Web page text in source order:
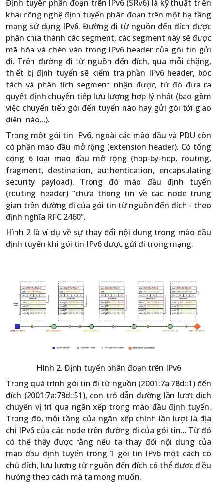
Định tuyến phân đoạn trên IPv6 (SRv6) là kỹ thuật triển
khai công nghệ định tuyến phân đoạn trên một hạ tầng
mạng sử dụng IPv6. Đường đi từ nguồn đến đích được
phân chia thành các segment, các segment này sẽ được
mã hóa và chèn vào trong IPv6 header của gói tin gửi
đi. Trên đường đi từ nguồn đến đích, qua mỗi chặng,
thiết bị định tuyến sẽ kiểm tra phần IPv6 header, bóc
tách và phân tích segment nhận được, từ đó đưa ra
quyết định chuyển tiếp lưu lượng hợp lý nhất (bao gồm
việc chuyển tiếp gói đến tuyến nào hay gửi gói tới giao
diện nào...).
Trong một gói tin IPv6, ngoài các mào đầu và PDU còn
có phần mào đầu mở rộng (extension header). Có tổng
cộng 6 loại mào đầu mở rộng (hop-by-hop, routing,
fragment, destination, authentication, encapsulating
security payload). Trong đó mào đầu định tuyến
(routing header) “chứa thông tin về các node trung
gian trên đường đi của gói tin từ nguồn đến đích - theo
định nghĩa RFC 2460”.
Hình 2 là ví dụ về sự thay đổi nội dung trong mào đầu
định tuyến khi gói tin IPv6 được gửi đi trong mạng.
Hình 2. Định tuyến phân đoạn trên IPv6
Trong quá trình gói tin đi từ nguồn (2001:7a:78d::1) đến
đích (2001:7a:78d::51), con trỏ dẫn đường lần lượt dịch
chuyển vị trí qua ngăn xếp trong mào đầu định tuyến.
Trong đó, mỗi tầng của ngăn xếp chính lần lượt là địa
chỉ IPv6 của các node trên đường đi của gói tin... Từ đó
có thể thấy được rằng nếu ta thay đổi nội dung của
mào đầu định tuyến trong 1 gói tin IPv6 một cách có
chủ đích, lưu lượng từ nguồn đến đích có thể được điều
hướng theo cách mà ta mong muốn.